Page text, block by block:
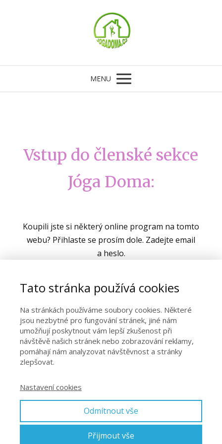
MENU
Vstup do členské sekce
Jóga Doma:
Koupili jste si některý online program na tomto
webu? Přihlaste se prosím dole. Zadejte email
a heslo.
za jednorázový poplatek najdete v sekci
překliknout v pravém horním rohu na KLUB.
Přihlásit se
Zapomněli jste heslo?
Tato stránka používá cookies
Na stránkách používáme soubory cookies. Některé
jsou nezbytné pro fungování stránek, jiné nám
umožňují poskytnout vám lepší zkušenost při
návštěvě našich stránek nebo zobrazování reklamy,
pomáhají nám analyzovat návštěvnost a stránky
zlepšovat.
Nastavení cookies
Odmítnout vše
Přijmout vše